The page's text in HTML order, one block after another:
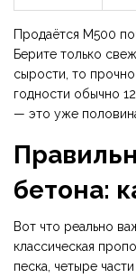
Продаётся М500
Берите только
сырости, то
годности обычно
— это уже
бетона:
Вот что реально
классическая
песка, четыре